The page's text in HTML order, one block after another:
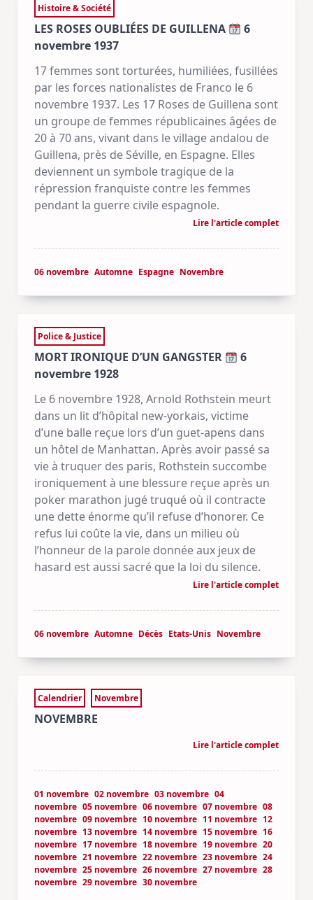
Histoire & Société
LES ROSES OUBLIÉES DE GUILLENA
6
novembre 1937
17 femmes sont torturées, humiliées, fusillées
par les forces nationalistes de Franco le 6
novembre 1937. Les 17 Roses de Guillena sont
un groupe de femmes républicaines âgées de
20 à 70 ans, vivant dans le village andalou de
Guillena, près de Séville, en Espagne. Elles
deviennent un symbole tragique de la
répression franquiste contre les femmes
pendant la guerre civile espagnole.
Lire l'article complet
06 novembre Automne Espagne Novembre
Police & Justice
MORT IRONIQUE D’UN GANGSTER
6
novembre 1928
Le 6 novembre 1928, Arnold Rothstein meurt
dans un lit d’hôpital new-yorkais, victime
d’une balle reçue lors d’un guet-apens dans
un hôtel de Manhattan. Après avoir passé sa
vie à truquer des paris, Rothstein succombe
ironiquement à une blessure reçue après un
poker marathon jugé truqué où il contracte
une dette énorme qu’il refuse d’honorer. Ce
refus lui coûte la vie, dans un milieu où
l’honneur de la parole donnée aux jeux de
hasard est aussi sacré que la loi du silence.
Lire l'article complet
06 novembre Automne Décès Etats-Unis Novembre
Calendrier Novembre
NOVEMBRE
Lire l'article complet
01 novembre 02 novembre 03 novembre 04
novembre 05 novembre 06 novembre 07 novembre 08
novembre 09 novembre 10 novembre 11 novembre 12
novembre 13 novembre 14 novembre 15 novembre 16
novembre 17 novembre 18 novembre 19 novembre 20
novembre 21 novembre 22 novembre 23 novembre 24
novembre 25 novembre 26 novembre 27 novembre 28
novembre 29 novembre 30 novembre